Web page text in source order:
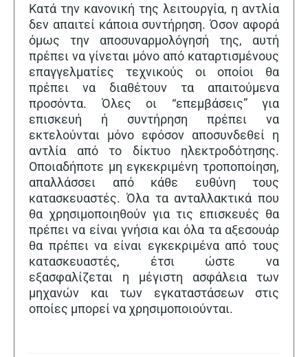
Κατά την κανονική της λειτουργία, η αντλία
δεν απαιτεί κάποια συντήρηση. Όσον αφορά
όμως την αποσυναρμολόγησή της, αυτή
πρέπει να γίνεται μόνο από καταρτισμένους
επαγγελματίες τεχνικούς οι οποίοι θα
πρέπει να διαθέτουν τα απαιτούμενα
προσόντα. Όλες οι “επεμβάσεις” για
επισκευή ή συντήρηση πρέπει να
εκτελούνται μόνο εφόσον αποσυνδεθεί η
αντλία από το δίκτυο ηλεκτροδότησης.
Οποιαδήποτε μη εγκεκριμένη τροποποίηση,
απαλλάσσει από κάθε ευθύνη τους
κατασκευαστές. Όλα τα ανταλλακτικά που
θα χρησιμοποιηθούν για τις επισκευές θα
πρέπει να είναι γνήσια και όλα τα αξεσουάρ
θα πρέπει να είναι εγκεκριμένα από τους
κατασκευαστές, έτσι ώστε να
εξασφαλίζεται η μέγιστη ασφάλεια των
μηχανών και των εγκαταστάσεων στις
οποίες μπορεί να χρησιμοποιούνται.